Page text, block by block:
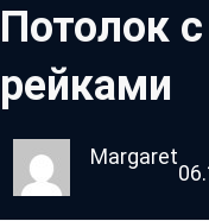
Потолок
рейками
Margaret